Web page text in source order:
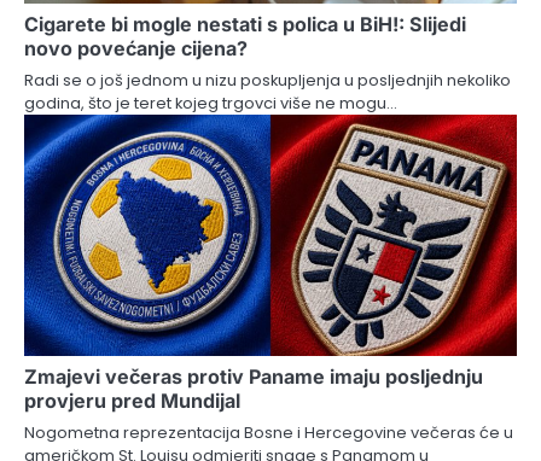
Cigarete bi mogle nestati s polica u BiH!: Slijedi
novo povećanje cijena?
Radi se o još jednom u nizu poskupljenja u posljednjih nekoliko
godina, što je teret kojeg trgovci više ne mogu…
Zmajevi večeras protiv Paname imaju posljednju
provjeru pred Mundijal
Nogometna reprezentacija Bosne i Hercegovine večeras će u
američkom St. Louisu odmjeriti snage s Panamom u